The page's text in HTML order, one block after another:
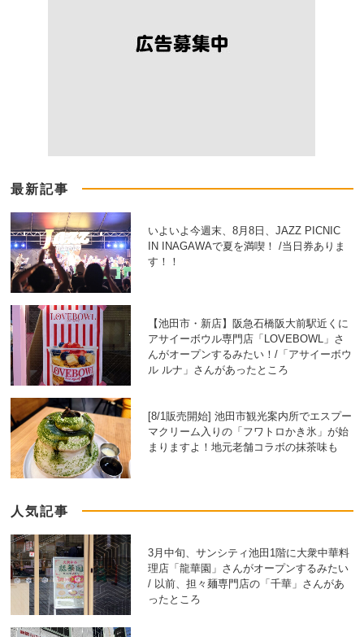
最新記事
いよいよ今週末、8月8日、JAZZ PICNIC
IN INAGAWAで夏を満喫！ /当日券ありま
す！！
【池田市・新店】阪急石橋阪大前駅近くに
アサイーボウル専門店「LOVEBOWL」さ
んがオープンするみたい！/「アサイーボウ
ル ルナ」さんがあったところ
[8/1販売開始] 池田市観光案内所でエスプー
マクリーム入りの「フワトロかき氷」が始
まりますよ！地元老舗コラボの抹茶味も
人気記事
3月中旬、サンシティ池田1階に大衆中華料
理店「龍華園」さんがオープンするみたい
/ 以前、担々麺専門店の「千華」さんがあ
ったところ